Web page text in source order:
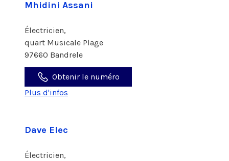
Mhidini Assani
Électricien,
quart Musicale Plage
97660 Bandrele
Obtenir le numéro
Plus d'infos
Dave Elec
Électricien,